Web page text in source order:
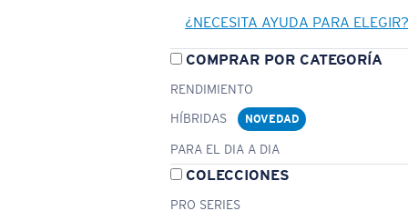
¿NECESITA AYUDA PARA ELEGIR?
COMPRAR POR CATEGORÍA
RENDIMIENTO
HÍBRIDAS
NOVEDAD
PARA EL DIA A DIA
COLECCIONES
PRO SERIES